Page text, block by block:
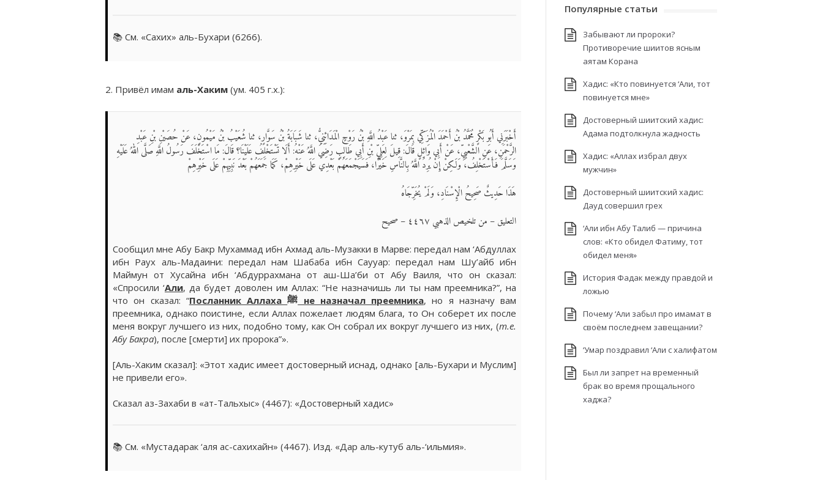
📚 См. «Сахих» аль-Бухари (6266).
2. Привёл имам аль-Хаким (ум. 405 г.х.):
أَخْبَرَنِي أَبُو بَكْرٍ مُحَمَّدُ بْنُ أَحْمَدَ الْمُزَكِّي بِمَرْوَ، ثنا عَبْدُ اللَّهِ بْنُ رَوْحٍ الْمَدَائِنِيُّ، ثنا شَبَابَةُ بْنُ سَوَّارٍ، ثنا شُعَيْبُ بْنُ مَيْمُونٍ، عَنْ حُصَيْنِ بْنِ عَبْدِ
الرَّحْمَنِ، عَنِ الشَّعْبِيِّ، عَنْ أَبِي وَائِلٍ قَالَ: قِيلَ لِعَلِيِّ بْنِ أَبِي طَالِبٍ رَضِيَ اللَّهُ عَنْهُ: أَلَا تَسْتَخْلِفُ عَلَيْنَا؟ قَالَ: مَا اسْتَخْلَفَ رَسُولُ اللَّهِ صَلَّى اللهُ عَلَيْهِ
وَسَلَّمَ فَأَسْتَخْلِفُ، وَلَكِنْ إِنْ يُرِدُ اللَّهُ بِالنَّاسِ خَيْرًا، فَسَيَجْمَعَهُمْ بَعْدِي عَلَى خَيْرِهِمْ، كَمَا جَمَعَهُمْ بَعْدَ نَبِيِّهِمْ عَلَى خَيْرِهِمْ
هَذَا حَدِيثٌ صَحِيحُ الْإِسْنَادِ، وَلَمْ يُخَرِّجَاهُ
التعليق – من تلخيص الذهبي ٤٤٦٧ – صحيح
Сообщил мне Абу Бакр Мухаммад ибн Ахмад аль-Музакки в Марве: передал нам ‘Абдуллах
ибн Раух аль-Мадаини: передал нам Шабаба ибн Саууар: передал нам Шу’айб ибн
Маймун от Хусайна ибн ‘Абдуррахмана от аш-Ша’би от Абу Ваиля, что он сказал:
«Спросили ‘Али, да будет доволен им Аллах: “Не назначишь ли ты нам преемника?”, на
что он сказал: “
Посланник Аллаха ﷺ не назначал преемника, но я назначу вам
преемника, однако поистине, если Аллах пожелает людям блага, то Он соберет их после
меня вокруг лучшего из них, подобно тому, как Он собрал их вокруг лучшего из них, (т.е.
Абу Бакра), после [смерти] их пророка”».
[Аль-Хаким сказал]: «Этот хадис имеет достоверный иснад, однако [аль-Бухари и Муслим]
не привели его».
Сказал аз-Захаби в «ат-Тальхыс» (4467): «Достоверный хадис»
📚 См. «Мустадарак ‘аля ас-сахихайн» (4467). Изд. «Дар аль-кутуб аль-‘ильмия».
Популярные статьи
Забывают ли пророки?
Противоречие шиитов ясным
аятам Корана
Хадис: «Кто повинуется ‘Али, тот
повинуется мне»
Достоверный шиитский хадис:
Адама подтолкнула жадность
Хадис: «Аллах избрал двух
мужчин»
Достоверный шиитский хадис:
Дауд совершил грех
‘Али ибн Абу Талиб — причина
слов: «Кто обидел Фатиму, тот
обидел меня»
История Фадак между правдой и
ложью
Почему ‘Али забыл про имамат в
своём последнем завещании?
‘Умар поздравил ‘Али с халифатом
Был ли запрет на временный
брак во время прощального
хаджа?